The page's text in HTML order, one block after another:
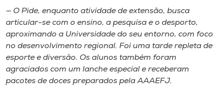
A+
A-
— O Pide, enquanto atividade de extensão, busca
articular-se com o ensino, a pesquisa e o desporto,
aproximando a Universidade do seu entorno, com foco
no desenvolvimento regional. Foi uma tarde repleta de
esporte e diversão. Os alunos também foram
agraciados com um lanche especial e receberam
pacotes de doces preparados pela AAAEFJ.